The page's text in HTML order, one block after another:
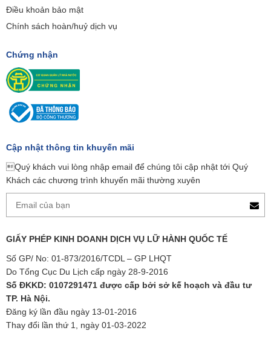
Điều khoản bảo mật
Chính sách hoàn/huỷ dịch vụ
Chứng nhận
Cập nhật thông tin khuyến mãi
Quý khách vui lòng nhập email để chúng tôi cập nhật tới Quý
Khách các chương trình khuyến mãi thường xuyên
GIẤY PHÉP KINH DOANH DỊCH VỤ LỮ HÀNH QUỐC TẾ
Số GP/ No: 01-873/2016/TCDL – GP LHQT
Do Tổng Cục Du Lịch cấp ngày 28-9-2016
Số ĐKKD: 0107291471 được cấp bởi sở kế hoạch và đầu tư
TP. Hà Nội.
Đăng ký lần đầu ngày 13-01-2016
Thay đổi lần thứ 1, ngày 01-03-2022